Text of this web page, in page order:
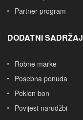
Partner program
DODATNI SADRŽAJ
Robne marke
Posebna ponuda
Poklon bon
Povijest narudžbi